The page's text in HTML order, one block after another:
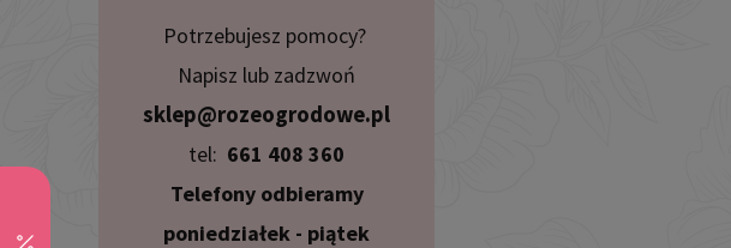
Potrzebujesz pomocy?
Napisz lub zadzwoń
sklep@rozeogrodowe.pl
tel: 661 408 360
Telefony odbieramy
poniedziałek - piątek